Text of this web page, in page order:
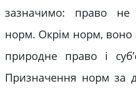
зазначимо: право не
норм. Окрім норм, воно
природне право і
Призначення норм за